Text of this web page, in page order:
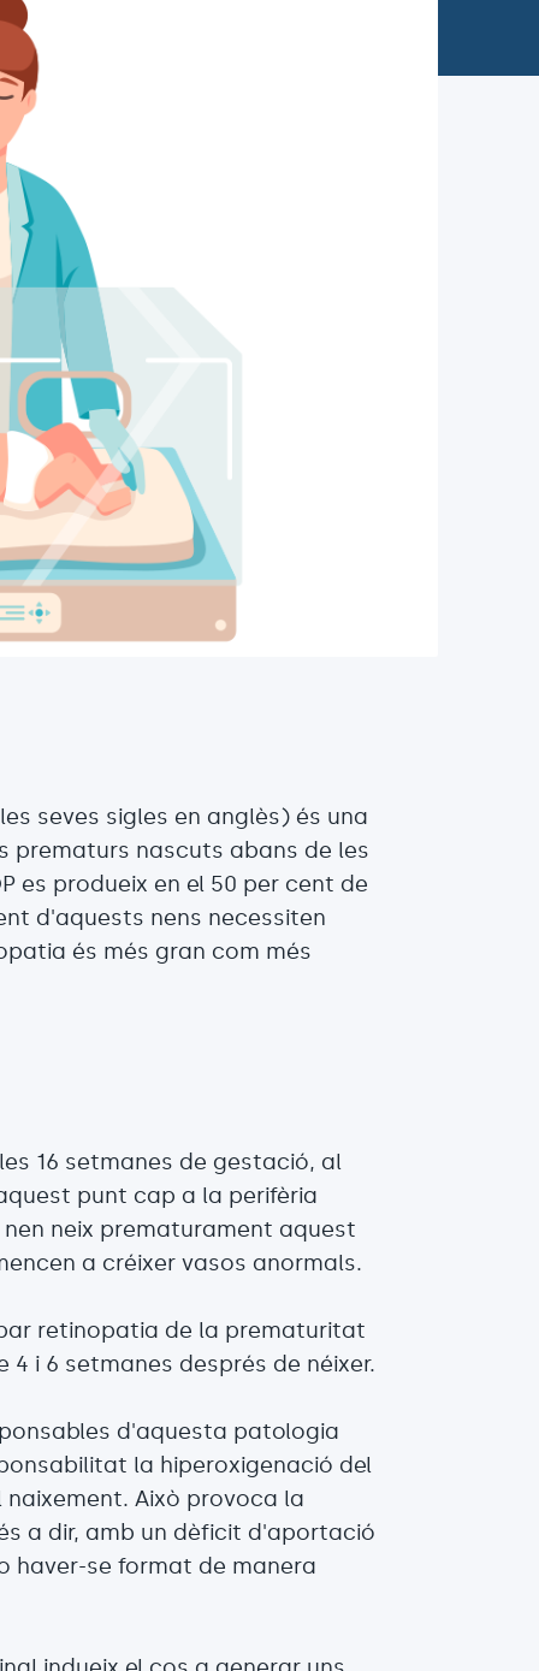
les seves sigles en anglès) és una
prematurs nascuts abans de les
es produeix en el 50 per cent de
d'aquests nens necessiten
és més gran com més
16 setmanes de gestació, al
punt cap a la perifèria
neix prematurament aquest
a créixer vasos anormals.
retinopatia de la prematuritat
i 6 setmanes després de néixer.
d'aquesta patologia
la hiperoxigenació del
Això provoca la
a dir, amb un dèficit d'aportació
haver-se format de manera